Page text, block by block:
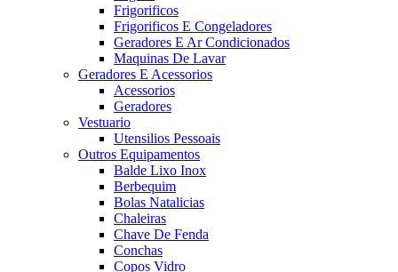
Frigorificos
Frigorificos E Congeladores
Geradores E Ar Condicionados
Maquinas De Lavar
Geradores E Acessorios
Acessorios
Geradores
Vestuario
Utensilios Pessoais
Outros Equipamentos
Balde Lixo Inox
Berbequim
Bolas Natalicias
Chaleiras
Chave De Fenda
Conchas
Copos Vidro